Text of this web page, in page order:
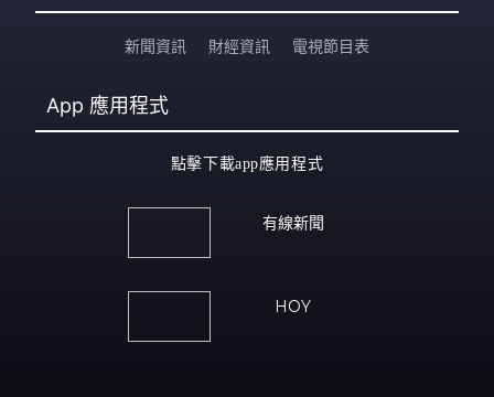
新聞資訊 財經資訊 電視節目表
App 應用程式
點擊下載app應用程式
有線新聞
HOY